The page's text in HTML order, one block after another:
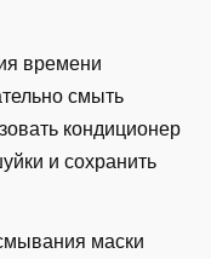
времени
смыть
кондиционер
и сохранить
маски